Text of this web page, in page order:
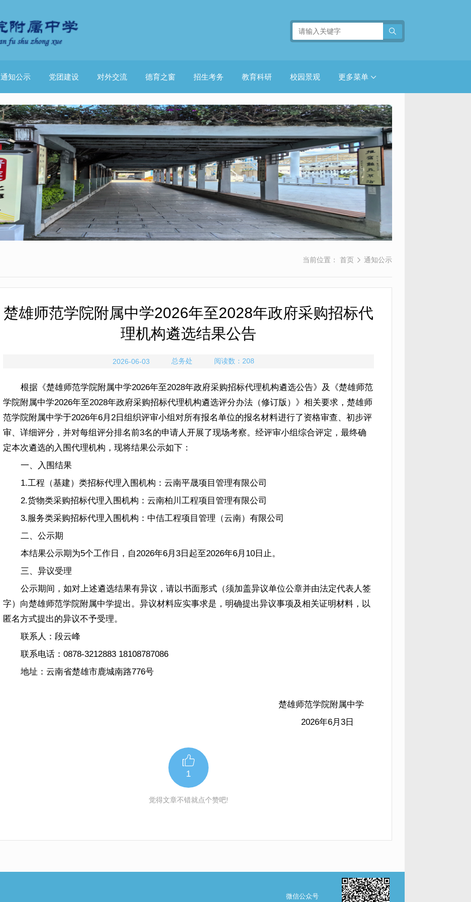
通知公示 党团建设 对外交流 德育之窗 招生考务 教育科研 校园景观 更多菜单
当前位置： 首页 通知公示
楚雄师范学院附属中学2026年至2028年政府采购招标代
理机构遴选结果公告
2026-06-03 总务处 阅读数： 208
根据《楚雄师范学院附属中学2026年至2028年政府采购招标代理机构遴选公告》及《楚雄师范
学院附属中学2026年至2028年政府采购招标代理机构遴选评分办法（修订版）》相关要求，楚雄师
范学院附属中学于2026年6月2日组织评审小组对所有报名单位的报名材料进行了资格审查、初步评
审、详细评分，并对每组评分排名前3名的申请人开展了现场考察。经评审小组综合评定，最终确
定本次遴选的入围代理机构，现将结果公示如下：
一、入围结果
1.工程（基建）类招标代理入围机构：云南平晟项目管理有限公司
2.货物类采购招标代理入围机构：云南柏川工程项目管理有限公司
3.服务类采购招标代理入围机构：中佶工程项目管理（云南）有限公司
二、公示期
本结果公示期为5个工作日，自2026年6月3日起至2026年6月10日止。
三、异议受理
公示期间，如对上述遴选结果有异议，请以书面形式（须加盖异议单位公章并由法定代表人签
字）向楚雄师范学院附属中学提出。异议材料应实事求是，明确提出异议事项及相关证明材料，以
匿名方式提出的异议不予受理。
联系人：段云峰
联系电话：0878-3212883 18108787086
地址：云南省楚雄市鹿城南路776号
楚雄师范学院附属中学
2026年6月3日
1
觉得文章不错就点个赞吧!
微信公众号